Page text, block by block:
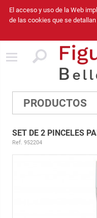
El acceso y uso de la Web
de las cookies que se detallan
PRODUCTOS
SET DE 2 PINCELES
Ref. 952204